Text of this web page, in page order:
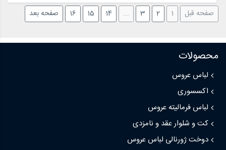
بیایید بررسی کنیم که چگونه طراحی لباس عروس و روند طراحی داخلی
یکدیگر را تلاقی می کنند و بر یکدیگر تأثیر می گذارند.
صفحه قبل 1
2
3
...
14
15
16 صفحه بعد
محصولات
لباس عروس
اکسسوری
لباس فرمالیته عروس
کت و شلوار عقد و نامزدی
دوخت ژورنالی لباس عروس